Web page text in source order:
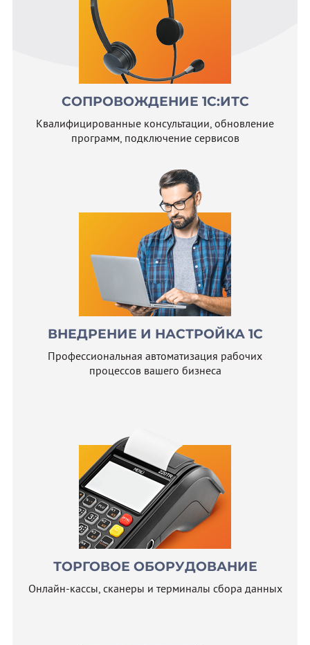
СОПРОВОЖДЕНИЕ 1С:ИТС
Квалифицированные консультации, обновление
программ, подключение сервисов
ВНЕДРЕНИЕ И НАСТРОЙКА 1С
Профессиональная автоматизация рабочих
процессов вашего бизнеса
ТОРГОВОЕ ОБОРУДОВАНИЕ
Онлайн-кассы, сканеры и терминалы сбора данных